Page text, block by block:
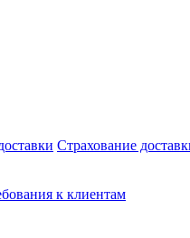
Страхование
к клиентам